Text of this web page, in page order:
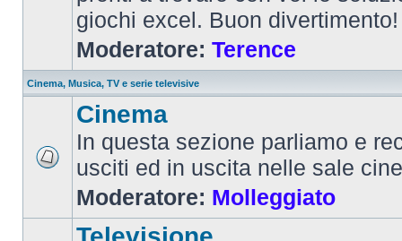
giochi excel. Buon divertimento!
Moderatore: Terence
Cinema, Musica, TV e serie televisive
Cinema
In questa sezione parliamo e
usciti ed in uscita nelle sale
Moderatore: Molleggiato